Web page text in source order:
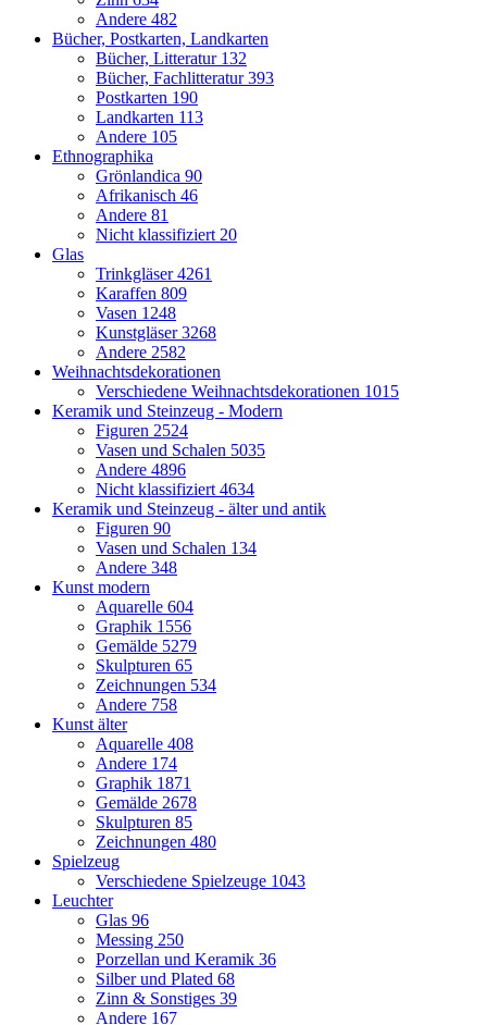
Andere 482
Bücher, Postkarten, Landkarten
Bücher, Litteratur 132
Bücher, Fachlitteratur393
Postkarten 190
Landkarten 113
Andere 105
Ethnographika
Grönlandica 90
Afrikanisch 46
Andere 81
Nicht klassifiziert 20
Glas
Trinkgläser4261
Karaffen 809
Vasen 1248
Kunstgläser3268
Andere 2582
Weihnachtsdekorationen
Verschiedene Weihnachtsdekorationen 1015
Keramik und Steinzeug - Modern
Figuren 2524
Vasen und Schalen 5035
Andere 4896
Nicht klassifiziert 4634
Keramik und Steinzeug - älter und antik
Figuren 90
Vasen und Schalen 134
Andere 348
Kunst modern
Aquarelle 604
Graphik 1556
Gemälde 5279
Skulpturen 65
Zeichnungen 534
Andere 758
Kunst älter
Aquarelle 408
Andere 174
Graphik 1871
Gemälde 2678
Skulpturen 85
Zeichnungen 480
Spielzeug
Verschiedene Spielzeuge 1043
Leuchter
Glas 96
Messing 250
Porzellan und Keramik 36
Silber und Plated 68
Zinn & Sonstiges 39
Andere 167